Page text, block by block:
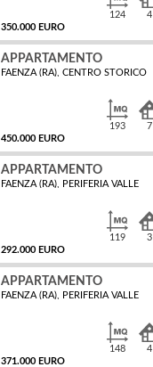
350.000 EURO
124 4
APPARTAMENTO
FAENZA (RA), CENTRO STORICO
450.000 EURO
193 7
APPARTAMENTO
FAENZA (RA), PERIFERIA VALLE
292.000 EURO
119 3
APPARTAMENTO
FAENZA (RA), PERIFERIA VALLE
371.000 EURO
148 4